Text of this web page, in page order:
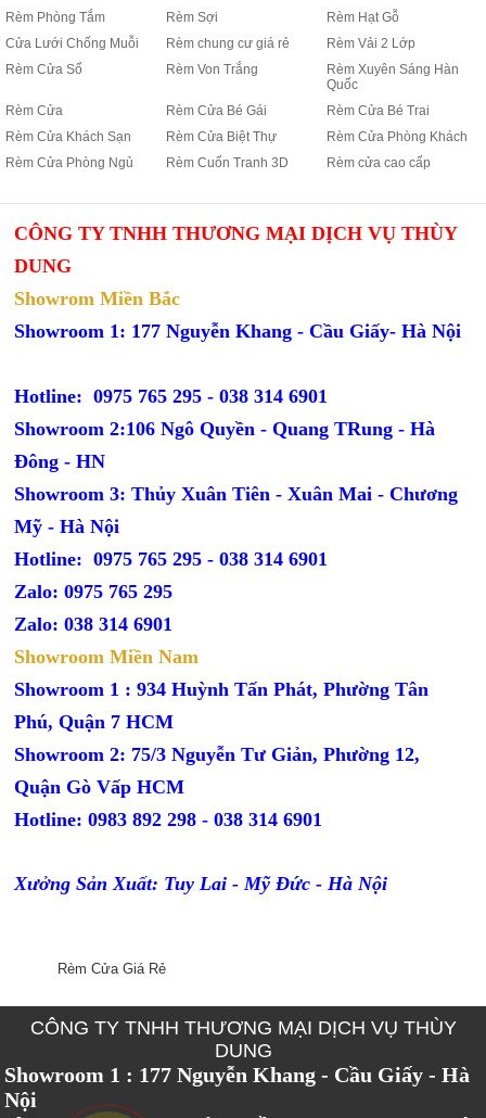
Rèm Phòng Tắm
Rèm Sợi
Rèm Hạt Gỗ
Cửa Lưới Chống Muỗi
Rèm chung cư giá rẻ
Rèm Vải 2 Lớp
Rèm Cửa Sổ
Rèm Von Trắng
Rèm Xuyên Sáng Hàn
Quốc
Rèm Cửa
Rèm Cửa Bé Gái
Rèm Cửa Bé Trai
Rèm Cửa Khách Sạn
Rèm Cửa Biệt Thự
Rèm Cửa Phòng Khách
Rèm Cửa Phòng Ngủ
Rèm Cuốn Tranh 3D Rèm cửa cao cấp
CÔNG TY TNHH THƯƠNG MẠI DỊCH VỤ THÙY
DUNG
Showrom Miền Bắc
Showroom 1: 177 Nguyễn Khang - Cầu Giấy- Hà Nội
Hotline: 0975 765 295 -038 314 6901
Showroom 2:106 Ngô Quyền - Quang TRung - Hà
Đông - HN
Showroom 3: Thủy Xuân Tiên - Xuân Mai - Chương
Mỹ - Hà Nội
Hotline: 0975 765 295 -038 314 6901
Zalo: 0975 765 295
Zalo: 038 314 6901
Showroom Miền Nam
Showroom 1 : 934 Huỳnh Tấn Phát, Phường Tân
Phú, Quận 7 HCM
Showroom 2: 75/3 Nguyễn Tư Giản, Phường 12,
Quận Gò Vấp HCM
Hotline: 0983 892 298 - 038 314 6901
Xưởng Sản Xuất: Tuy Lai - Mỹ Đức - Hà Nội
Rèm Cửa Giá Rẻ
CÔNG TY TNHH THƯƠNG MẠI DỊCH VỤ THÙY
DUNG
Showroom 1 : 177 Nguyễn Khang - Cầu Giấy - Hà
Nội